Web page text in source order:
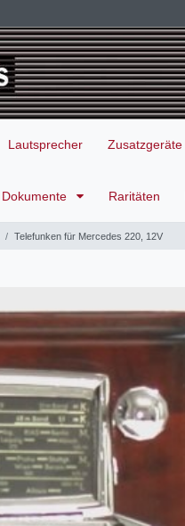
Lautsprecher Zusatzgeräte
Dokumente Raritäten
Telefunken für Mercedes 220, 12V